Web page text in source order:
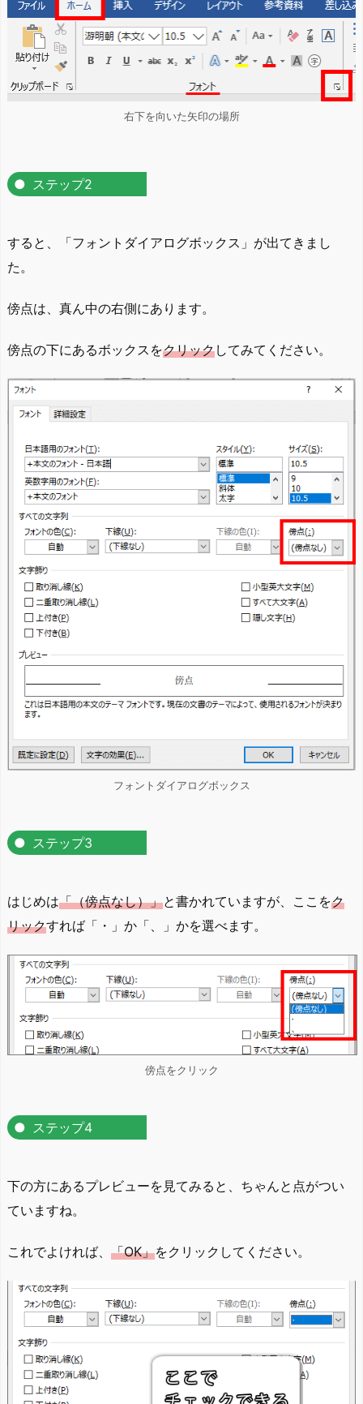
右下を向いた矢印の場所
ステップ2
すると、「フォントダイアログボックス」が出てきまし
た。
傍点は、真ん中の右側にあります。
傍点の下にあるボックスをクリックしてみてください。
フォントダイアログボックス
ステップ3
はじめは「（傍点なし）」と書かれていますが、ここをク
リックすれば「・」か「、」かを選べます。
傍点をクリック
ステップ4
下の方にあるプレビューを見てみると、ちゃんと点がつい
ていますね。
これでよければ、 「OK」をクリックしてください。